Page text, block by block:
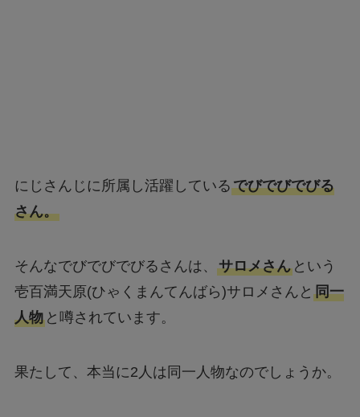
にじさんじに所属し活躍しているでびでびでびる
さん。
そんなでびでびでびるさんは、 サロメさんという
壱百満天原(ひゃくまんてんばら)サロメさんと 同一
人物と噂されています。
果たして、本当に2人は同一人物なのでしょうか。